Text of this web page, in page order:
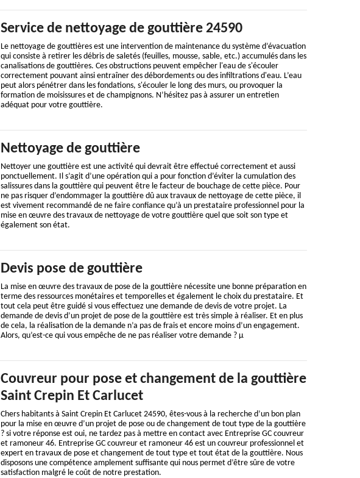
Service de nettoyage de gouttière 24590
Le nettoyage de gouttières est une intervention de maintenance du système d’évacuation
qui consiste à retirer les débris de saletés (feuilles, mousse, sable, etc.) accumulés dans les
canalisations de gouttières. Ces obstructions peuvent empêcher l'eau de s'écouler
correctement pouvant ainsi entraîner des débordements ou des infiltrations d'eau. L’eau
peut alors pénétrer dans les fondations, s'écouler le long des murs, ou provoquer la
formation de moisissures et de champignons. N’hésitez pas à assurer un entretien
adéquat pour votre gouttière.
Nettoyage de gouttière
Nettoyer une gouttière est une activité qui devrait être effectué correctement et aussi
ponctuellement. Il s’agit d’une opération qui a pour fonction d’éviter la cumulation des
salissures dans la gouttière qui peuvent être le facteur de bouchage de cette pièce. Pour
ne pas risquer d’endommager la gouttière dû aux travaux de nettoyage de cette pièce, il
est vivement recommandé de ne faire confiance qu’à un prestataire professionnel pour la
mise en œuvre des travaux de nettoyage de votre gouttière quel que soit son type et
également son état.
Devis pose de gouttière
La mise en œuvre des travaux de pose de la gouttière nécessite une bonne préparation en
terme des ressources monétaires et temporelles et également le choix du prestataire. Et
tout cela peut être guidé si vous effectuez une demande de devis de votre projet. La
demande de devis d’un projet de pose de la gouttière est très simple à réaliser. Et en plus
de cela, la réalisation de la demande n’a pas de frais et encore moins d’un engagement.
Alors, qu’est-ce qui vous empêche de ne pas réaliser votre demande ? µ
Couvreur pour pose et changement de la gouttière
Saint Crepin Et Carlucet
Chers habitants à Saint Crepin Et Carlucet 24590, êtes-vous à la recherche d’un bon plan
pour la mise en œuvre d’un projet de pose ou de changement de tout type de la gouttière
? si votre réponse est oui, ne tardez pas à mettre en contact avec Entreprise GC couvreur
et ramoneur 46. Entreprise GC couvreur et ramoneur 46 est un couvreur professionnel et
expert en travaux de pose et changement de tout type et tout état de la gouttière. Nous
disposons une compétence amplement suffisante qui nous permet d’être sûre de votre
satisfaction malgré le coût de notre prestation.